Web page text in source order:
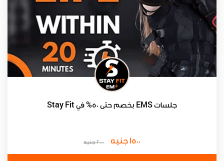
جلسات EMS بخصم حتى 50% في Stay Fit
1500 جنيه 2000 جنيه